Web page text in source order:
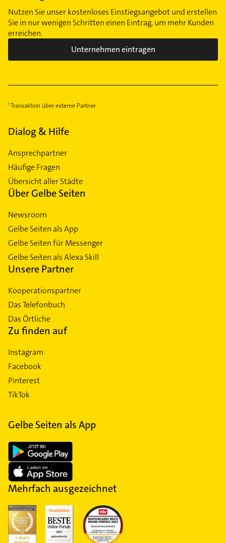
Nutzen Sie unser kostenloses Einstiegsangebot und erstellen
Sie in nur wenigen Schritten einen Eintrag, um mehr Kunden
erreichen.
Unternehmen eintragen
Transaktion über externe Partner
Dialog & Hilfe
Ansprechpartner
Häufige Fragen
Übersicht aller Städte
Über Gelbe Seiten
Newsroom
Gelbe Seiten als App
Gelbe Seiten für Messenger
Gelbe Seiten als Alexa Skill
Unsere Partner
Kooperationspartner
Das Telefonbuch
Das Örtliche
Zu finden auf
Instagram
Facebook
Pinterest
TikTok
Gelbe Seiten als App
Mehrfach ausgezeichnet